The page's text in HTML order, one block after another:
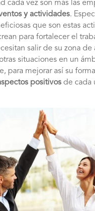
cada vez son más las
y actividades.
que son estas
para fortalecer el
salir de su zona
situaciones en un
para mejorar así su
positivos de cada